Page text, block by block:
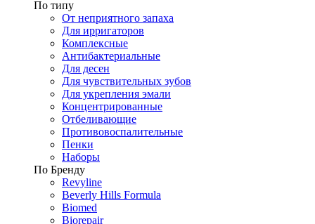
По типу
От неприятного запаха
Для ирригаторов
Комплексные
Антибактериальные
Для десен
Для чувствительных зубов
Для укрепления эмали
Концентрированные
Отбеливающие
Противовоспалительные
Пенки
Наборы
По Бренду
Revyline
Beverly Hills Formula
Biomed
Biorepair